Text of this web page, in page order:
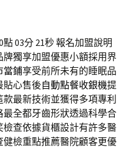
03分 21秒報名加盟說明
牌獨享加盟優惠小額採用界
當鋪享受前所未有的睡眠品
貼心售後自動點餐收銀機提
最新技術並獲得多項專利
全都牙齒形狀透過科學合
檢查依據貨櫃設計有許多醫
健檢重點推薦醫院顧客更優